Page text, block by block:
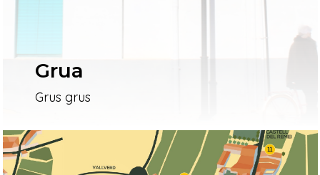
Grua
Grus grus